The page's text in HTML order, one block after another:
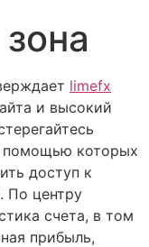
limefx
и высокий
помощью которых
доступ к
По центру
счета, в том
прибыль,